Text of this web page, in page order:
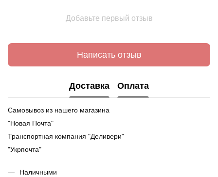
Добавьте первый отзыв
Написать отзыв
Доставка Оплата
Самовывоз из нашего магазина
"Новая Почта"
Транспортная компания "Деливери"
"Укрпочта"
Наличными